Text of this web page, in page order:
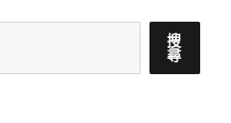
搜
尋